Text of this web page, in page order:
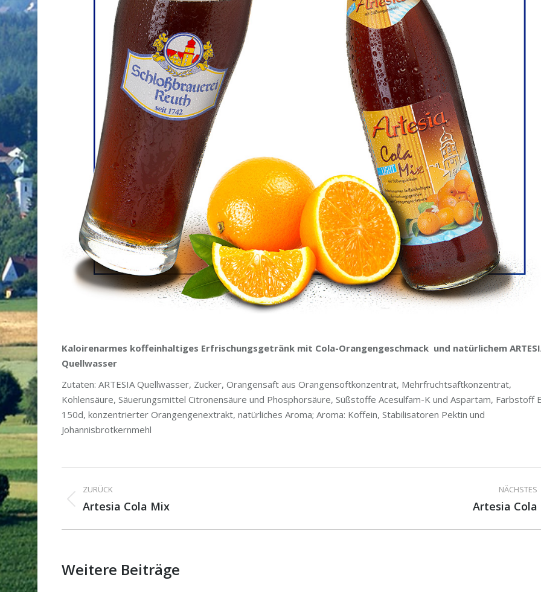
Kaloirenarmes koffeinhaltiges Erfrischungsgetränk mit Cola-Orangengeschmack und natürlichem
Quellwasser
Zutaten: ARTESIA Quellwasser, Zucker, Orangensaft aus Orangensoftkonzentrat, Mehrfruchtsaftkonzentrat,
Kohlensäure, Säuerungsmittel Citronensäure und Phosphorsäure, Süßstoffe Acesulfam-K und Aspartam, Farbstoff
150d, konzentrierter Orangengenextrakt, natürliches Aroma; Aroma: Koffein, Stabilisatoren Pektin und
Johannisbrotkernmehl
Kommentarnavigation
ZURÜCK
Vorheriger
Artesia Cola Mix
NÄCHSTES
Artesia Cola
Weitere Beiträge